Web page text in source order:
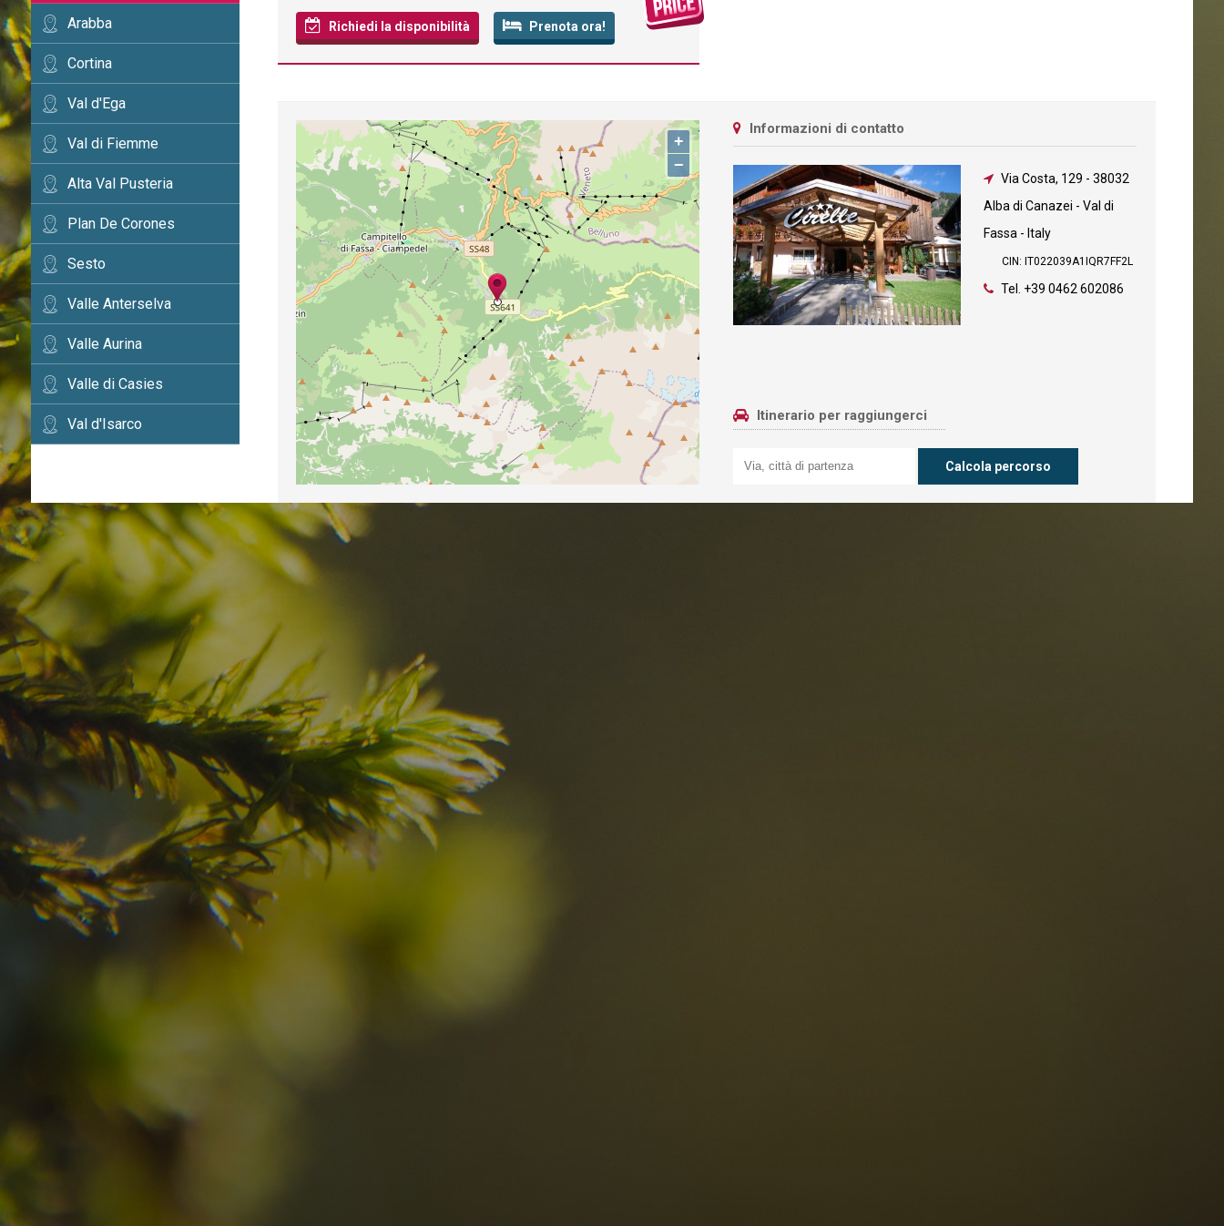
Arabba
Cortina
Val d'Ega
Val di Fiemme
Alta Val Pusteria
Plan De Corones
Sesto
Valle Anterselva
Valle Aurina
Valle di Casies
Val d'Isarco
Richiedi la disponibilità Prenota ora!
+
−
Informazioni di contatto
Via Costa, 129 -38032
Alba di Canazei - Val di
Fassa - Italy
CIN: IT022039A1IQR7FF2L
Tel. +39 0462 602086
Itinerario per raggiungerci
Avete già trovato la
destinazione dei vostri sogni?
Verificate la disponibilità per la vostra vacanza nelle Dolomiti
09 10 2